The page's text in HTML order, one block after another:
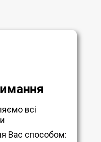
всі
Вас способом: